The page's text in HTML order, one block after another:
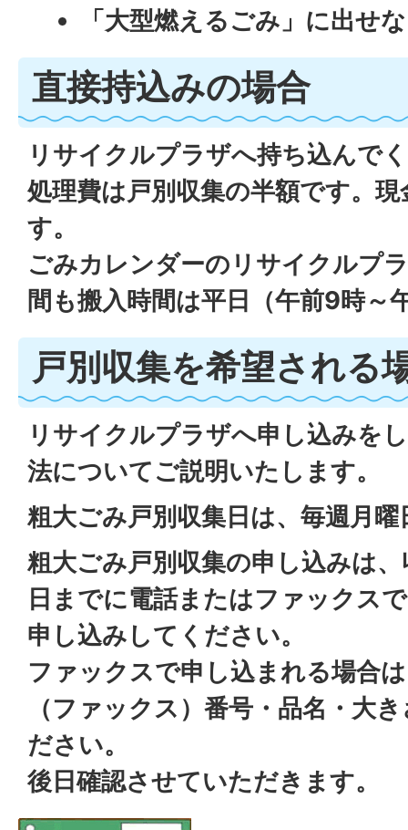
「大型燃えるごみ」に出せ
直接持込みの場合
リサイクルプラザへ持ち込んで
処理費は戸別収集の半額です。
す。
ごみカレンダーのリサイクルプ
間も搬入時間は平日（午前9時～
戸別収集を希望される
リサイクルプラザへ申し込みを
法についてご説明いたします。
粗大ごみ戸別収集日は、毎週月曜
粗大ごみ戸別収集の申し込みは
日までに電話またはファックス
申し込みしてください。
ファックスで申し込まれる場合
（ファックス）番号・品名・大
ださい。
後日確認させていただきます。